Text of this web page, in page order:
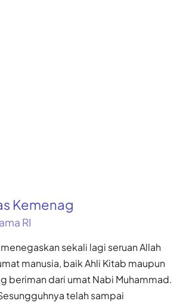
Kemenag
RI
sekali lagi seruan Allah
manusia, baik Ahli Kitab maupun
beriman dari umat Nabi Muhammad.
telah sampai